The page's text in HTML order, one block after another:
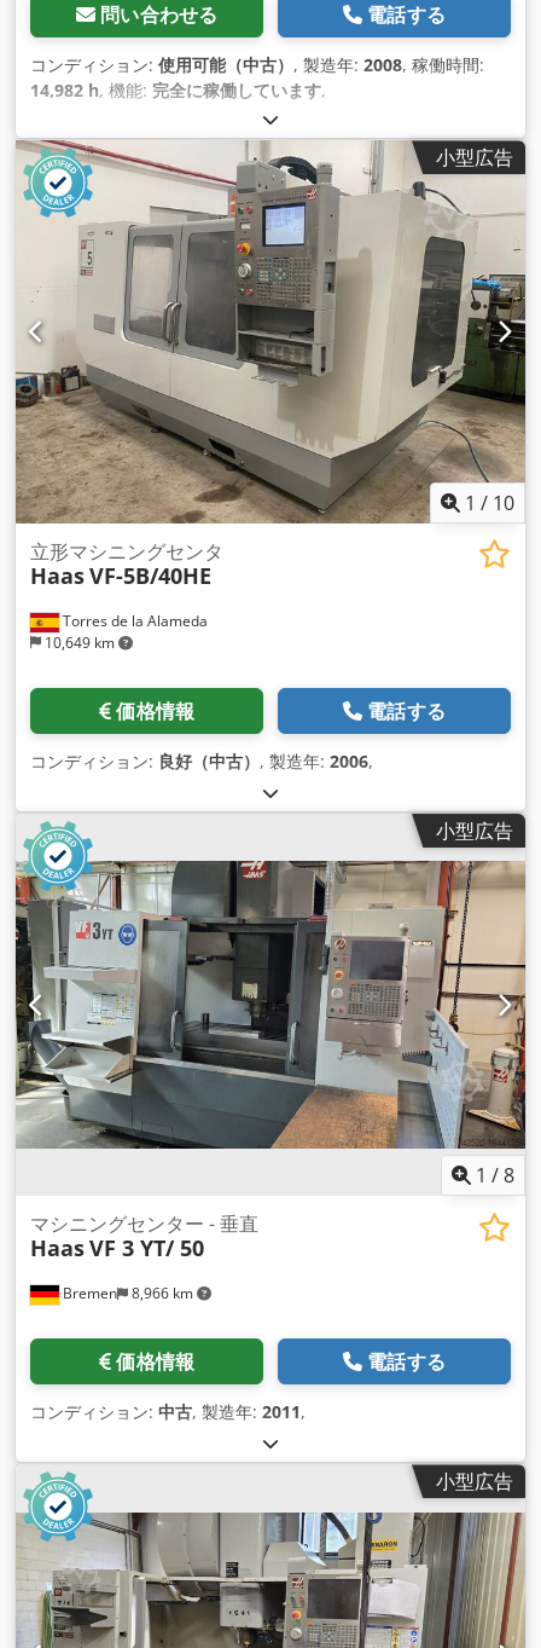
問い合わせる 電話する
コンディション: 使用可能（中古） , 製造年: 2008, 稼働時間:
14,982 h, 機能: 完全に稼働しています,
小型広告
1 / 10
Torres de la Alameda
10,649 km
立形マシニングセンタ
HaasVF-5B/40HE
価格情報 電話する
コンディション: 良好（中古） , 製造年: 2006,
小型広告
1 /8
Bremen 8,966 km
マシニングセンター - 垂直
HaasVF 3 YT/ 50
価格情報 電話する
コンディション: 中古, 製造年: 2011,
小型広告